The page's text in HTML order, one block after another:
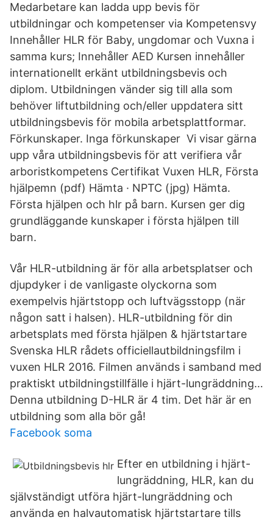
Medarbetare kan ladda upp bevis för
utbildningar och kompetenser via Kompetensvy
Innehåller HLR för Baby, ungdomar och Vuxna i
samma kurs; Innehåller AED Kursen innehåller
internationellt erkänt utbildningsbevis och
diplom. Utbildningen vänder sig till alla som
behöver liftutbildning och/eller uppdatera sitt
utbildningsbevis för mobila arbetsplattformar.
Förkunskaper. Inga förkunskaper Vi visar gärna
upp våra utbildningsbevis för att verifiera vår
arboristkompetens Certifikat Vuxen HLR, Första
hjälpemn (pdf) Hämta · NPTC (jpg) Hämta.
Första hjälpen och hlr på barn. Kursen ger dig
grundläggande kunskaper i första hjälpen till
barn.
Vår HLR-utbildning är för alla arbetsplatser och
djupdyker i de vanligaste olyckorna som
exempelvis hjärtstopp och luftvägsstopp (när
någon satt i halsen). HLR-utbildning för din
arbetsplats med första hjälpen & hjärtstartare
Svenska HLR rådets officiellautbildningsfilm i
vuxen HLR 2016. Filmen används i samband med
praktiskt utbildningstillfälle i hjärt-lungräddning…
Denna utbildning D-HLR är 4 tim. Det här är en
utbildning som alla bör gå!
Facebook soma
Efter en utbildning i hjärt-
lungräddning, HLR, kan du
självständigt utföra hjärt-lungräddning och
använda en halvautomatisk hjärtstartare tills